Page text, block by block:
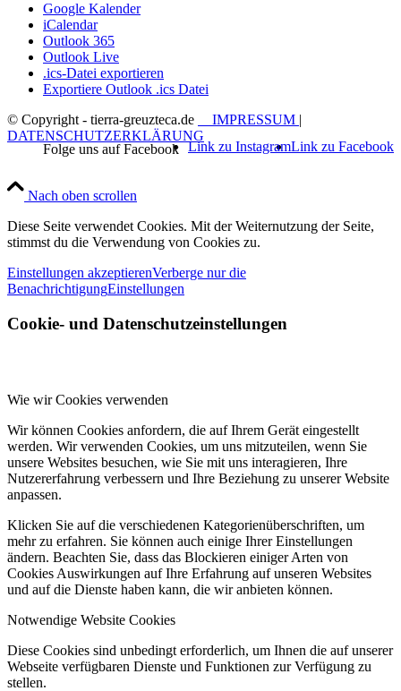
Google Kalender
iCalendar
Outlook 365
Outlook Live
.ics-Datei exportieren
Exportiere Outlook .ics Datei
© Copyright - tierra-greuzteca.de
IMPRESSUM |
DATENSCHUTZERKLÄRUNG
Link zu Facebook
Link zu Instagram
Nach oben scrollen
Diese Seite verwendet Cookies. Mit der Weiternutzung der Seite,
stimmst du die Verwendung von Cookies zu.
Einstellungen akzeptierenVerberge nur die
BenachrichtigungEinstellungen
Cookie- und Datenschutzeinstellungen
Wie wir Cookies verwenden
Wir können Cookies anfordern, die auf Ihrem Gerät eingestellt
werden. Wir verwenden Cookies, um uns mitzuteilen, wenn Sie
unsere Websites besuchen, wie Sie mit uns interagieren, Ihre
Nutzererfahrung verbessern und Ihre Beziehung zu unserer Website
anpassen.
Klicken Sie auf die verschiedenen Kategorienüberschriften, um
mehr zu erfahren. Sie können auch einige Ihrer Einstellungen
ändern. Beachten Sie, dass das Blockieren einiger Arten von
Cookies Auswirkungen auf Ihre Erfahrung auf unseren Websites
und auf die Dienste haben kann, die wir anbieten können.
Notwendige Website Cookies
Diese Cookies sind unbedingt erforderlich, um Ihnen die auf unserer
Webseite verfügbaren Dienste und Funktionen zur Verfügung zu
stellen.